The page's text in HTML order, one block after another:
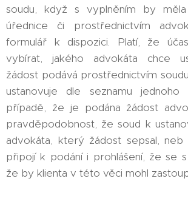
soudu, když s vyplněním by
úřednice či prostřednictvím
formulář k dispozici. Platí, že
vybírat, jakého advokáta chce
žádost podává prostřednictvím
ustanovuje dle seznamu
případě, že je podána žádost
pravděpodobnost, že soud k
advokáta, který žádost sepsal,
připojí k podání i prohlášení, že se
že by klienta v této věci mohl